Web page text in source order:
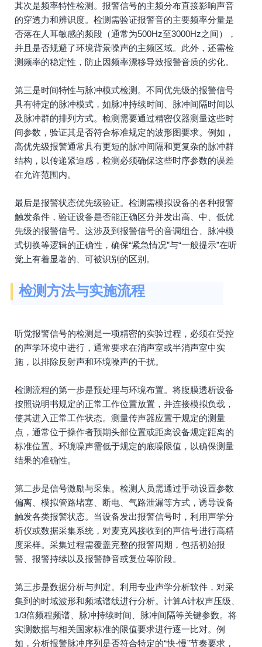
其次是频率特性检测。报警信号的主频分布直接影响声音
的穿透力和辨识度。检测需验证报警音的主要频率分量是
否落在人耳敏感的频段（通常为500Hz至3000Hz之间），
并且是否规避了环境背景噪声的主频区域。此外，还需检
测频率的稳定性，防止因频率漂移导致报警音质的劣化。
第三是时间特性与脉冲模式检测。不同优先级的报警信号
具有特定的脉冲模式，如脉冲持续时间、脉冲间隔时间以
及脉冲群的排列方式。检测需要通过精密仪器测量这些时
间参数，验证其是否符合标准规定的波形图要求。例如，
高优先级报警通常具有更短的脉冲间隔和更复杂的脉冲群
结构，以传递紧迫感，检测必须确保这些时序参数的误差
在允许范围内。
最后是报警状态优先级验证。检测需模拟设备的各种报警
触发条件，验证设备是否能正确区分并发出高、中、低优
先级的报警信号。这涉及到报警信号的音调组合、脉冲模
式切换等逻辑的正确性，确保“紧急情况”与“一般提示”在听
觉上有着显著的、可被识别的区别。
检测方法与实施流程
听觉报警信号的检测是一项精密的实验过程，必须在受控
的声学环境中进行，通常要求在消声室或半消声室中实
施，以排除反射声和环境噪声的干扰。
检测流程的第一步是预处理与环境布置。将腹膜透析设备
按照说明书规定的正常工作位置放置，并连接模拟负载，
使其进入正常工作状态。测量传声器应置于规定的测量
点，通常位于操作者预期头部位置或距离设备规定距离的
标准位置。环境噪声需低于规定的底噪限值，以确保测量
结果的准确性。
第二步是信号激励与采集。检测人员需通过手动设置参数
偏离、模拟管路堵塞、断电、气路泄漏等方式，诱导设备
触发各类报警状态。当设备发出报警信号时，利用声学分
析仪或数据采集系统，对麦克风接收到的声信号进行高精
度采样。采集过程需覆盖完整的报警周期，包括初始报
警、报警持续以及报警静音或复位等阶段。
第三步是数据分析与判定。利用专业声学分析软件，对采
集到的时域波形和频域谱线进行分析。计算A计权声压级、
1/3倍频程频谱、脉冲持续时间、脉冲间隔等关键参数。将
实测数据与相关国家标准的限值要求进行逐一比对。例
如，分析报警脉冲序列是否符合特定的“快-慢”节奏要求，